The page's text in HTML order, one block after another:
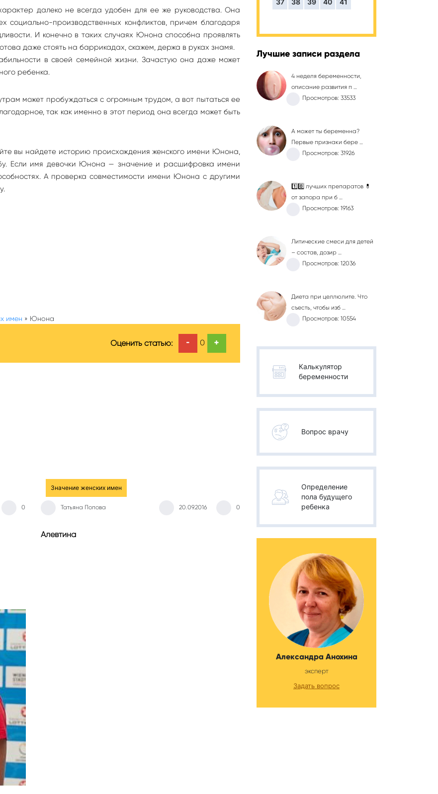
далеко не всегда удобен для ее же руководства. Она
социально-производственных конфликтов, причем благодаря
И конечно в таких случаях Юнона способна проявлять
даже стоять на баррикадах, скажем, держа в руках знамя.
в своей семейной жизни. Зачастую она даже может
ребенка.
может пробуждаться с огромным трудом, а вот пытаться ее
так как именно в этот период она всегда может быть
вы найдете историю происхождения женского имени Юнона,
Если имя девочки Юнона — значение и расшифровка имени
А проверка совместимости имени Юнона с другими
имен » Юнона
Оценить статью: - 0 +
0
Значение женских имен
Татьяна Попова 20.09.2016 0
Алевтина
Лучшие записи раздела
4 неделя беременности,
описание развития п …
Просмотров: 33533
А может ты беременна?
Первые признаки бере …
Просмотров: 31926
1️⃣0️⃣ лучших препаратов 💊
от запора при б …
Просмотров: 19163
Литические смеси для детей
– состав, дозир …
Просмотров: 12036
Диета при целлюлите. Что
съесть, чтобы изб …
Просмотров: 10554
Калькулятор
беременности
Вопрос врачу
Определение
пола будущего
ребенка
Александра Анохина
эксперт
Задать вопрос